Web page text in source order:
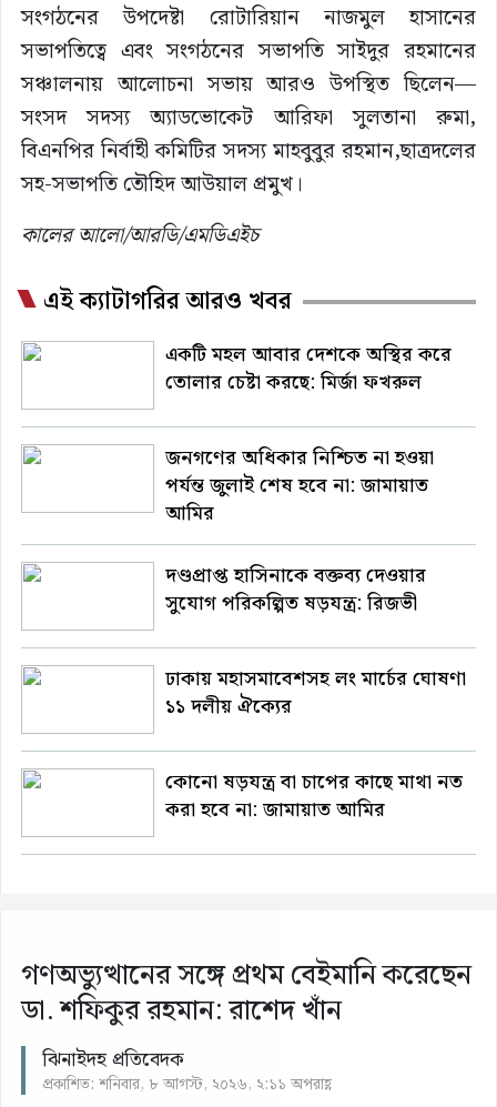
সংগঠনের উপদেষ্টা রোটারিয়ান নাজমুল হাসানের
সভাপতিত্বে এবং সংগঠনের সভাপতি সাইদুর রহমানের
সঞ্চালনায় আলোচনা সভায় আরও উপস্থিত ছিলেন—
সংসদ সদস্য অ্যাডভোকেট আরিফা সুলতানা রুমা,
বিএনপির নির্বাহী কমিটির সদস্য মাহবুবুর রহমান,ছাত্রদলের
সহ-সভাপতি তৌহিদ আউয়াল প্রমুখ।
কালের আলো/আরডি/এমডিএইচ
এই ক্যাটাগরির আরও খবর
একটি মহল আবার দেশকে অস্থির করে
তোলার চেষ্টা করছে: মির্জা ফখরুল
জনগণের অধিকার নিশ্চিত না হওয়া
পর্যন্ত জুলাই শেষ হবে না: জামায়াত
আমির
দণ্ডপ্রাপ্ত হাসিনাকে বক্তব্য দেওয়ার
সুযোগ পরিকল্পিত ষড়যন্ত্র: রিজভী
ঢাকায় মহাসমাবেশসহ লং মার্চের ঘোষণা
১১ দলীয় ঐক্যের
কোনো ষড়যন্ত্র বা চাপের কাছে মাথা নত
করা হবে না: জামায়াত আমির
গণঅভ্যুত্থানের সঙ্গে প্রথম বেইমানি করেছেন
ডা. শফিকুর রহমান: রাশেদ খাঁন
ঝিনাইদহ প্রতিবেদক
প্রকাশিত: শনিবার, ৮ আগস্ট, ২০২৬, ২:১১ অপরাহ্ণ